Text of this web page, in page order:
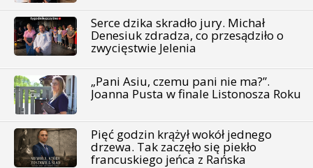
Serce dzika skradło jury. Michał
Denesiuk zdradza, co przesądziło o
zwycięstwie Jelenia
„Pani Asiu, czemu pani nie ma?”.
Joanna Pusta w finale Listonosza Roku
Pięć godzin krążył wokół jednego
drzewa. Tak zaczęło się piekło
francuskiego jeńca z Rańska